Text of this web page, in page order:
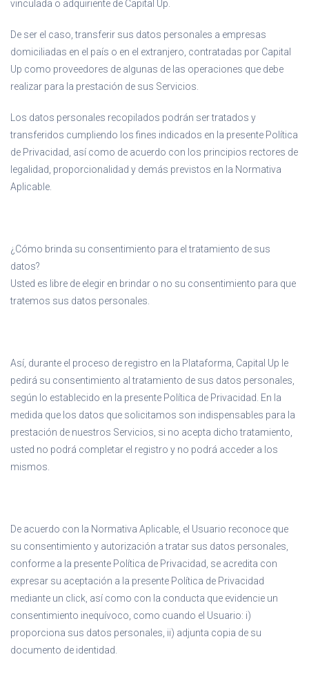
vinculada o adquiriente de Capital Up.
De ser el caso, transferir sus datos personales a empresas
domiciliadas en el país o en el extranjero, contratadas por Capital
Up como proveedores de algunas de las operaciones que debe
realizar para la prestación de sus Servicios.
Los datos personales recopilados podrán ser tratados y
transferidos cumpliendo los fines indicados en la presente Política
de Privacidad, así como de acuerdo con los principios rectores de
legalidad, proporcionalidad y demás previstos en la Normativa
Aplicable.
¿Cómo brinda su consentimiento para el tratamiento de sus
datos?
Usted es libre de elegir en brindar o no su consentimiento para que
tratemos sus datos personales.
Así, durante el proceso de registro en la Plataforma, Capital Up le
pedirá su consentimiento al tratamiento de sus datos personales,
según lo establecido en la presente Política de Privacidad. En la
medida que los datos que solicitamos son indispensables para la
prestación de nuestros Servicios, si no acepta dicho tratamiento,
usted no podrá completar el registro y no podrá acceder a los
mismos.
De acuerdo con la Normativa Aplicable, el Usuario reconoce que
su consentimiento y autorización a tratar sus datos personales,
conforme a la presente Política de Privacidad, se acredita con
expresar su aceptación a la presente Política de Privacidad
mediante un click, así como con la conducta que evidencie un
consentimiento inequívoco, como cuando el Usuario: i)
proporciona sus datos personales, ii) adjunta copia de su
documento de identidad.